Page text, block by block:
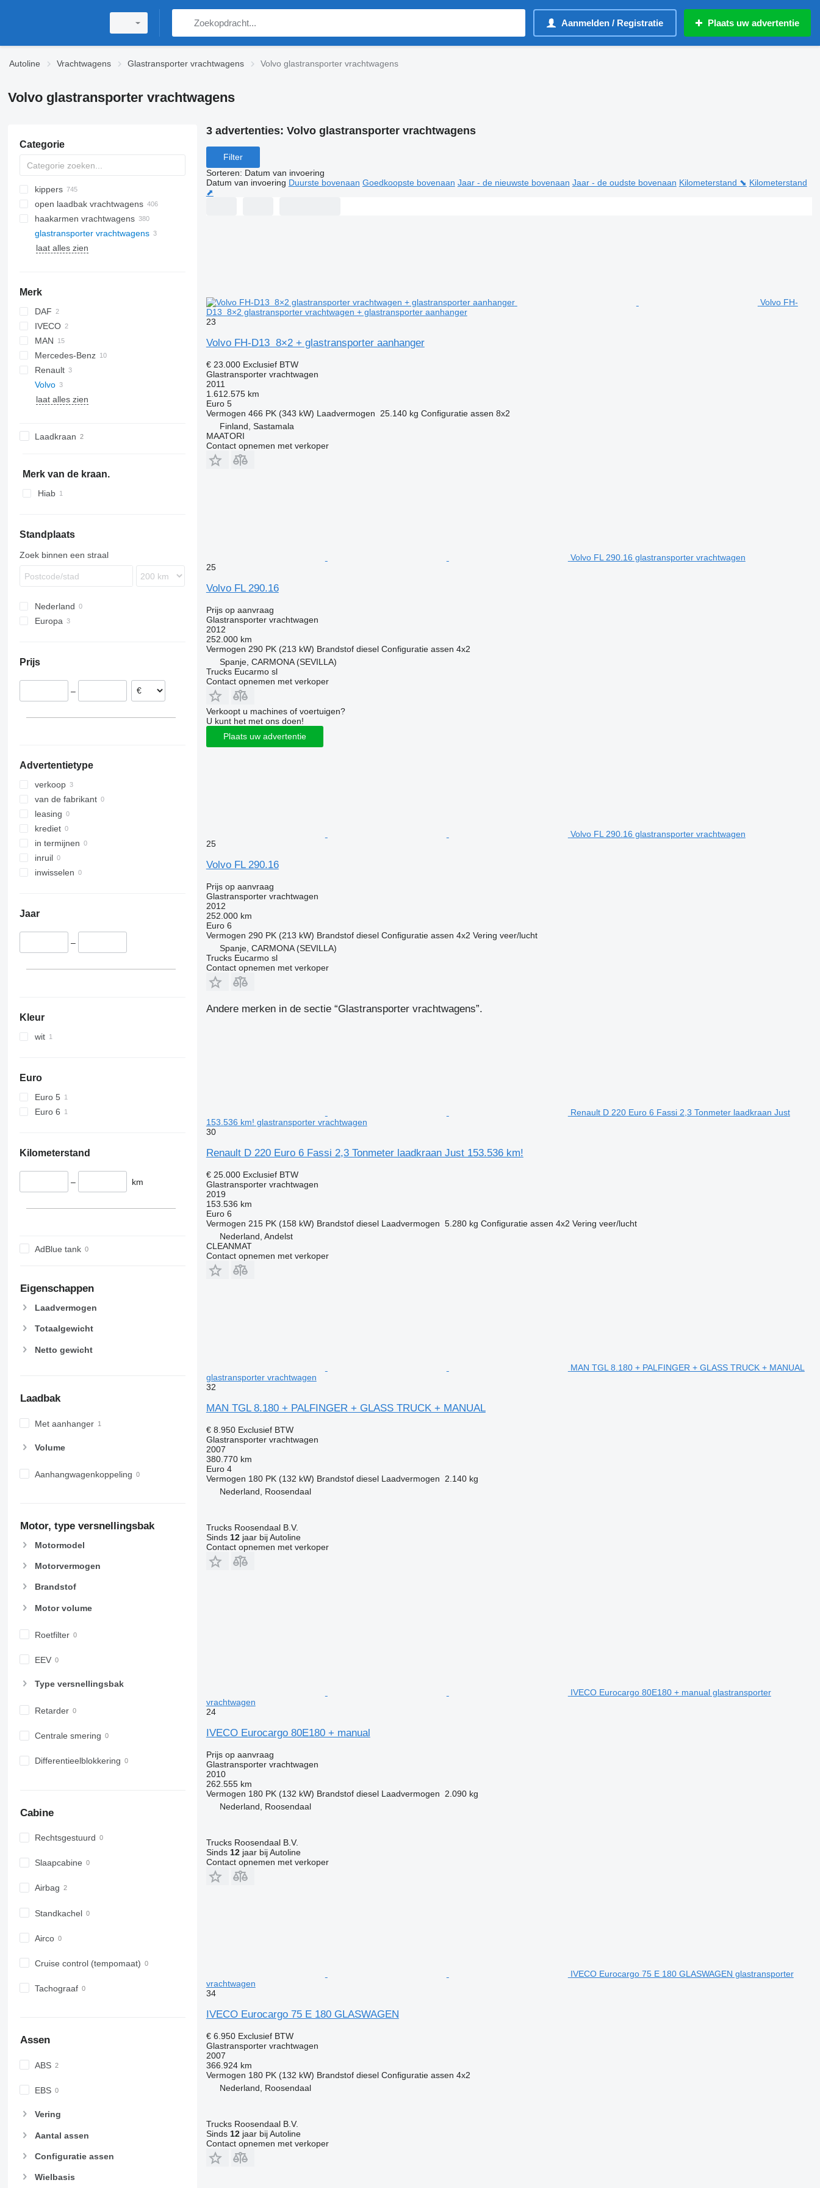
Aanmelden / Registratie Plaats uw advertentie
Autoline Vrachtwagens Glastransporter vrachtwagens Volvo glastransporter vrachtwagens
Volvo glastransporter vrachtwagens
Categorie
kippers
open laadbak vrachtwagens
haakarmen vrachtwagens
glastransporter vrachtwagens
laat alles zien
Merk
DAF
LF
Ducato
Ka
Transit
IVECO
EuroCargo
MAN
L2000
TGL
TGM
TGS
Mercedes-Benz
Actros
Atego
Axor
Renault
D-series
Midlum
Crafter
Transporter
Volvo
FH
laat alles zien
Laadkraan
Merk van de kraan.
Hiab
Standplaats
Zoek binnen een straal
Nederland
Europa
Prijs
–
Advertentietype
verkoop
van de fabrikant
leasing
krediet
in termijnen
inruil
inwisselen
Jaar
–
Kleur
wit
Euro
Euro 5
Euro 6
Kilometerstand
– km
AdBlue tank
Eigenschappen
Laadvermogen
Totaalgewicht
Netto gewicht
Laadbak
Met aanhanger
Volume
Aanhangwagenkoppeling
Motor, type versnellingsbak
Motormodel
Motorvermogen
Brandstof
Motor volume
Roetfilter
EEV
Type versnellingsbak
Retarder
Centrale smering
Differentieelblokkering
Cabine
Rechtsgestuurd
Slaapcabine
Airbag
Standkachel
Airco
Cruise control (tempomaat)
Tachograaf
Assen
ABS
EBS
Vering
Aantal assen
Configuratie assen
Wielbasis
3 advertenties: Volvo glastransporter vrachtwagens
Filter
Sorteren: Datum van invoering
Datum van invoering Duurste bovenaan Goedkoopste bovenaan Jaar - de nieuwste bovenaan Jaar - de oudste bovenaan Kilometerstand ⬊ Kilometerstand
⬈
Volvo FH-
D13 8×2 glastransporter vrachtwagen + glastransporter aanhanger
23
Volvo FH-D13 8×2 + glastransporter aanhanger
€ 23.000 Exclusief BTW
Glastransporter vrachtwagen
2011
1.612.575 km
Euro 5
Vermogen 466 PK (343 kW) Laadvermogen 25.140 kg Configuratie assen 8x2
Finland, Sastamala
MAATORI
Contact opnemen met verkoper
Volvo FL 290.16 glastransporter vrachtwagen
25
Volvo FL 290.16
Prijs op aanvraag
Glastransporter vrachtwagen
2012
252.000 km
Vermogen 290 PK (213 kW) Brandstof diesel Configuratie assen 4x2
Spanje, CARMONA (SEVILLA)
Trucks Eucarmo sl
Contact opnemen met verkoper
Verkoopt u machines of voertuigen?
U kunt het met ons doen!
Plaats uw advertentie
Volvo FL 290.16 glastransporter vrachtwagen
25
Volvo FL 290.16
Prijs op aanvraag
Glastransporter vrachtwagen
2012
252.000 km
Euro 6
Vermogen 290 PK (213 kW) Brandstof diesel Configuratie assen 4x2 Vering veer/lucht
Spanje, CARMONA (SEVILLA)
Trucks Eucarmo sl
Contact opnemen met verkoper
Andere merken in de sectie “Glastransporter vrachtwagens”.
Renault D 220 Euro 6 Fassi 2,3 Tonmeter laadkraan Just
153.536 km! glastransporter vrachtwagen
30
Renault D 220 Euro 6 Fassi 2,3 Tonmeter laadkraan Just 153.536 km!
€ 25.000 Exclusief BTW
Glastransporter vrachtwagen
2019
153.536 km
Euro 6
Vermogen 215 PK (158 kW) Brandstof diesel Laadvermogen 5.280 kg Configuratie assen 4x2 Vering veer/lucht
Nederland, Andelst
CLEANMAT
Contact opnemen met verkoper
MAN TGL 8.180 + PALFINGER + GLASS TRUCK + MANUAL
glastransporter vrachtwagen
32
MAN TGL 8.180 + PALFINGER + GLASS TRUCK + MANUAL
€ 8.950 Exclusief BTW
Glastransporter vrachtwagen
2007
380.770 km
Euro 4
Vermogen 180 PK (132 kW) Brandstof diesel Laadvermogen
2.140 kg
Nederland, Roosendaal
Trucks Roosendaal B.V.
Sinds 12jaar bij Autoline
Contact opnemen met verkoper
IVECO Eurocargo 80E180 + manual glastransporter
vrachtwagen
24
IVECO Eurocargo 80E180 + manual
Prijs op aanvraag
Glastransporter vrachtwagen
2010
262.555 km
Vermogen 180 PK (132 kW) Brandstof diesel Laadvermogen
2.090 kg
Nederland, Roosendaal
Trucks Roosendaal B.V.
Sinds 12jaar bij Autoline
Contact opnemen met verkoper
IVECO Eurocargo 75 E 180 GLASWAGEN glastransporter
vrachtwagen
34
IVECO Eurocargo 75 E 180 GLASWAGEN
€ 6.950 Exclusief BTW
Glastransporter vrachtwagen
2007
366.924 km
Vermogen 180 PK (132 kW) Brandstof diesel Configuratie assen 4x2
Nederland, Roosendaal
Trucks Roosendaal B.V.
Sinds 12jaar bij Autoline
Contact opnemen met verkoper